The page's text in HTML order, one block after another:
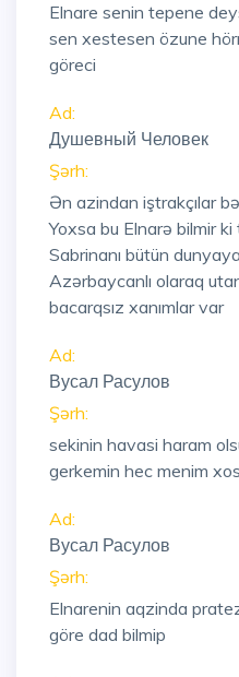
Elnare senin tepene
sen xestesen özune
göreci
Ad:
Душевный Человек
Şərh:
Ən azindan iştrakçılar
Yoxsa bu Elnarə bilmir
Sabrinanı bütün
Azərbaycanlı olaraq
bacarqsız xanımlar var
Ad:
Вусал Расулов
Şərh:
sekinin havasi haram
gerkemin hec menim
Ad:
Вусал Расулов
Şərh:
Elnarenin aqzinda
göre dad bilmip